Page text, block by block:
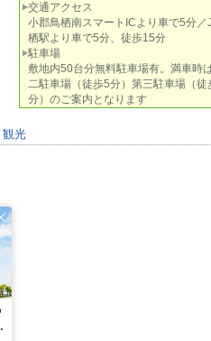
交通アクセス
小郡鳥栖南スマートICより車で5分／
栖駅より車で5分、徒歩15分
駐車場
敷地内50台分無料駐車場有。満車時
二駐車場（徒歩5分）第三駐車場（徒
分）のご案内となります
観光